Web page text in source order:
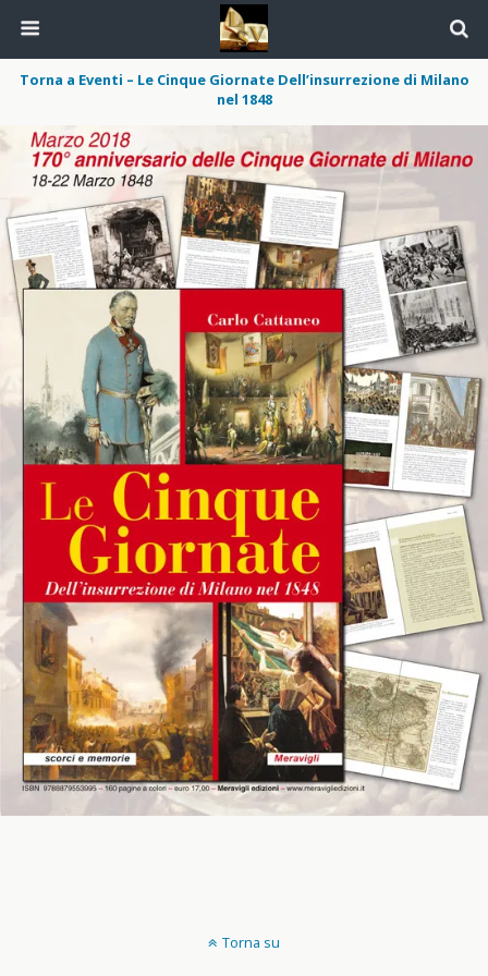
Torna a Eventi – Le Cinque Giornate Dell’insurrezione di Milano
nel 1848
Torna su